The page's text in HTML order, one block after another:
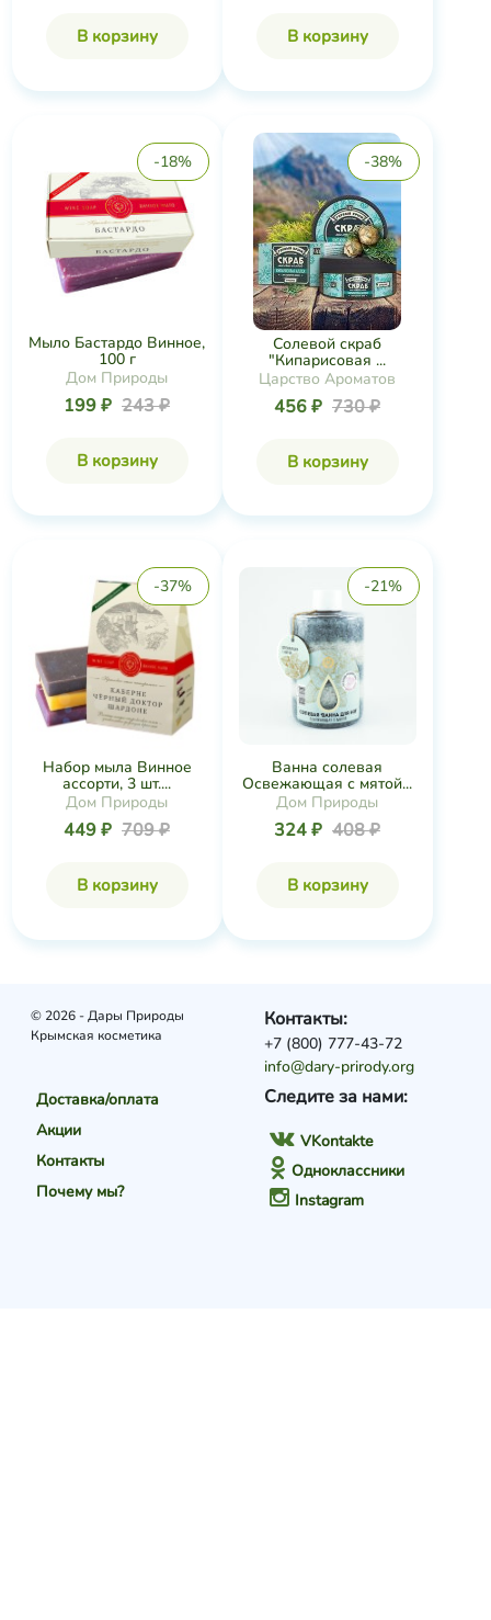
В корзину В корзину
-18%
Мыло Бастардо Винное,
100 г
Дом Природы
199 ₽ 243 ₽
В корзину
-38%
Солевой скраб
"Кипарисовая ...
Царство Ароматов
456 ₽ 730 ₽
В корзину
-37%
Набор мыла Винное
ассорти, 3 шт....
Дом Природы
449 ₽ 709 ₽
В корзину
-21%
Ванна солевая
Освежающая с мятой...
Дом Природы
324 ₽ 408 ₽
В корзину
© 2026 - Дары Природы
Крымская косметика
Доставка/оплата
Акции
Контакты
Почему мы?
Следите за нами:
VKontakte
Одноклассники
Instagram
Контакты:
+7 (800) 777-43-72
info@dary-prirody.org